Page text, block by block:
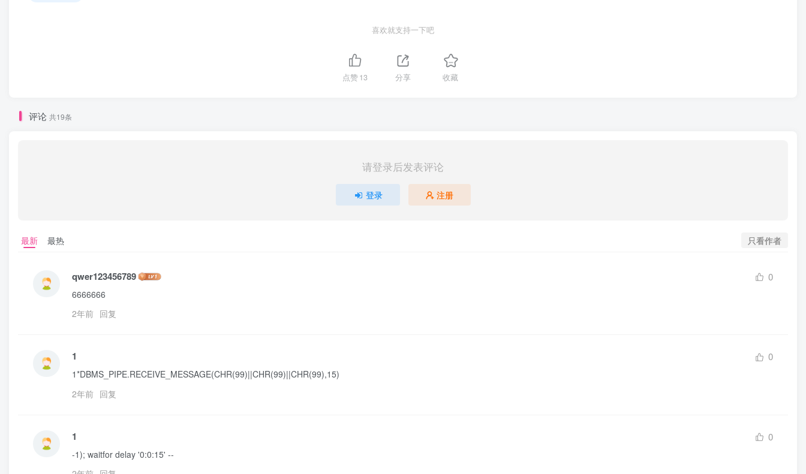
喜欢就支持一下吧
点赞13 分享 收藏
评论 共19条
请登录后发表评论
登录 注册
最新 最热 只看作者
qwer123456789 0
6666666
2年前 回复
1 0
1*DBMS_PIPE.RECEIVE_MESSAGE(CHR(99)||CHR(99)||CHR(99),15)
2年前 回复
1 0
-1); waitfor delay '0:0:15' --